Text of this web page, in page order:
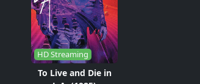
HD Streaming
To Live and Die in